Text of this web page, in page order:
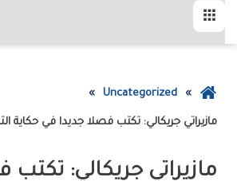
عودة
الرئيسية
Uncategorized
مازيراتي جريكالي: تكتب فصلا جديدا في حكاية
مازيراتي جريكالي: تكتب